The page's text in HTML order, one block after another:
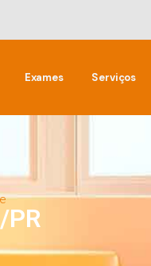
Exames Serviços
PR